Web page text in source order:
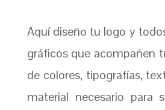
Aquí diseño tu logo y
gráficos que acompañen
de colores, tipografías,
material necesario para